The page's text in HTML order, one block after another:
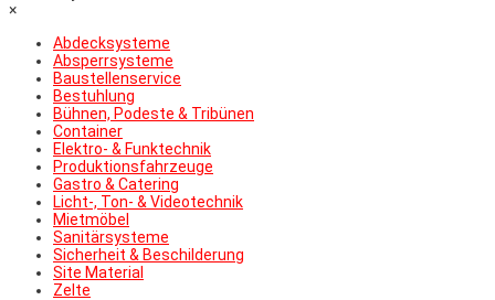
×
Abdecksysteme
Absperrsysteme
Baustellenservice
Bestuhlung
Bühnen, Podeste & Tribünen
Container
Elektro- & Funktechnik
Produktionsfahrzeuge
Gastro & Catering
Licht-, Ton- & Videotechnik
Mietmöbel
Sanitärsysteme
Sicherheit & Beschilderung
Site Material
Zelte